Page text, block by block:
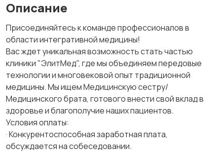
Описание
Присоединяйтесь к команде профессионалов в
области интегративной медицины!
Вас ждет уникальная возможность стать частью
клиники "ЭлитМед", где мы объединяем передовые
технологии и многовековой опыт традиционной
медицины. Мы ищем Медицинскую сестру/
Медицинского брата, готового внести свой вклад в
здоровье и благополучие наших пациентов.
Условия оплаты:
· Конкурентоспособная заработная плата,
обсуждается на собеседовании.